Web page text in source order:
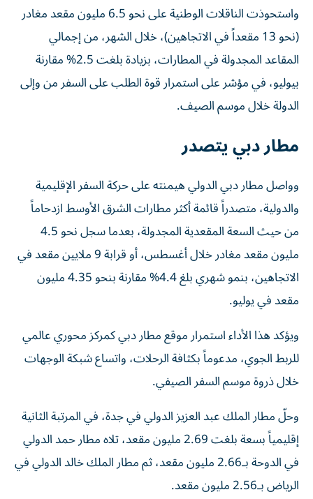
واستحوذت الناقلات الوطنية على نحو 6.5 مليون مقعد مغادر
(نحو 13 مقعداً في الاتجاهين)، خلال الشهر، من إجمالي
المقاعد المجدولة في المطارات، بزيادة بلغت 2.5% مقارنة
بيوليو، في مؤشر على استمرار قوة الطلب على السفر من وإلى
الدولة خلال موسم الصيف.
مطار دبي يتصدر
وواصل مطار دبي الدولي هيمنته على حركة السفر الإقليمية
والدولية، متصدراً قائمة أكثر مطارات الشرق الأوسط ازدحاماً
من حيث السعة المقعدية المجدولة، بعدما سجل نحو 4.5
مليون مقعد مغادر خلال أغسطس، أو قرابة 9 ملايين مقعد في
الاتجاهين، بنمو شهري بلغ 4.4% مقارنة بنحو 4.35 مليون
مقعد في يوليو.
ويؤكد هذا الأداء استمرار موقع مطار دبي كمركز محوري عالمي
للربط الجوي، مدعوماً بكثافة الرحلات، واتساع شبكة الوجهات
خلال ذروة موسم السفر الصيفي.
وحلّ مطار الملك عبد العزيز الدولي في جدة، في المرتبة الثانية
إقليمياً بسعة بلغت 2.69 مليون مقعد، تلاه مطار حمد الدولي
في الدوحة بـ2.66 مليون مقعد، ثم مطار الملك خالد الدولي في
الرياض بـ2.56 مليون مقعد.